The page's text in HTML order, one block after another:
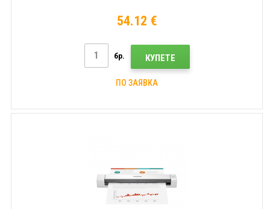
54.12 €
бр. КУПЕТЕ
ПО ЗАЯВКА